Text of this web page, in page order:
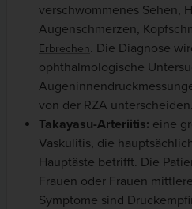
verschwommenes Sehen,
Augenschmerzen,
Erbrechen. Die Diagnose
ophthalmologische
von der RZA unterscheiden.
Takayasu-Arteriitis: eine
Vaskulitis, die
Hauptäste betrifft. Die
Frauen oder Frauen
Symptome sind